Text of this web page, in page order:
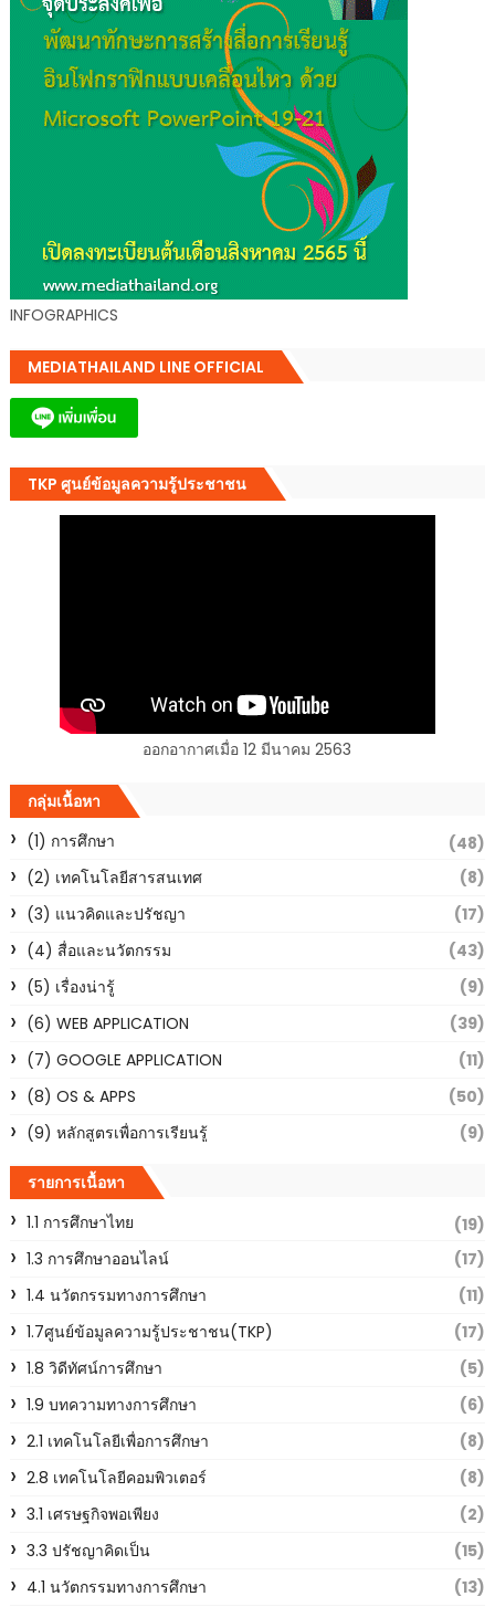
INFOGRAPHICS
MEDIATHAILAND LINE OFFICIAL
TKP ศูนย์ข้อมูลความรู้ประชาชน
ออกอากาศเมื่อ 12 มีนาคม 2563
กลุ่มเนื้อหา
(1) การศึกษา
(48)
(2) เทคโนโลยีสารสนเทศ
(8)
(3) แนวคิดและปรัชญา
(17)
(4) สื่อและนวัตกรรม
(43)
(5) เรื่องน่ารู้
(9)
(6) WEB APPLICATION
(39)
(7) GOOGLE APPLICATION
(11)
(8) OS & APPS
(50)
(9) หลักสูตรเพื่อการเรียนรู้
(9)
รายการเนื้อหา
1.1 การศึกษาไทย
(19)
1.3 การศึกษาออนไลน์
(17)
1.4 นวัตกรรมทางการศึกษา
(11)
1.7ศูนย์ข้อมูลความรู้ประชาชน(TKP)
(17)
1.8 วิดีทัศน์การศึกษา
(5)
1.9 บทความทางการศึกษา
(6)
2.1 เทคโนโลยีเพื่อการศึกษา
(8)
2.8 เทคโนโลยีคอมพิวเตอร์
(8)
3.1 เศรษฐกิจพอเพียง
(2)
3.3 ปรัชญาคิดเป็น
(15)
4.1 นวัตกรรมทางการศึกษา
(13)